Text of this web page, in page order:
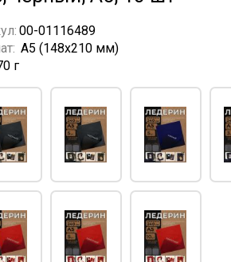
00-01116489
А5 (148x210 мм)
г